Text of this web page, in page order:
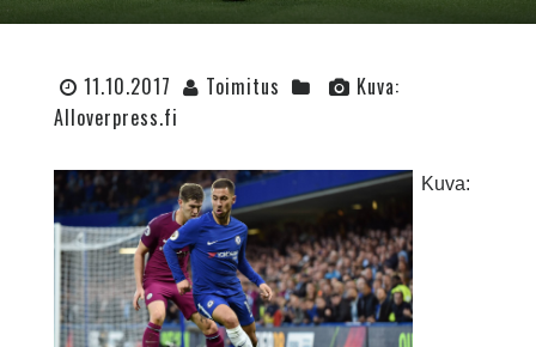
11.10.2017 Toimitus
Kuva:
Alloverpress.fi
Kuva: